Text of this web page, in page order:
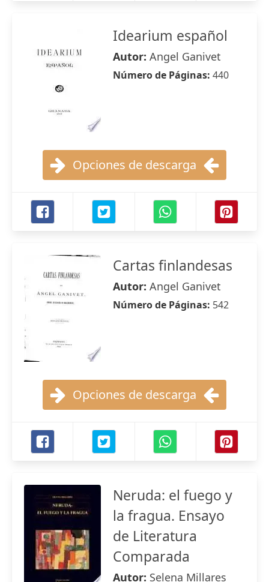
Idearium español
Autor: Angel Ganivet
Número de Páginas: 440
Opciones de descarga
Cartas finlandesas
Autor: Angel Ganivet
Número de Páginas: 542
Opciones de descarga
Neruda: el fuego y
la fragua. Ensayo
de Literatura
Comparada
Autor: Selena Millares